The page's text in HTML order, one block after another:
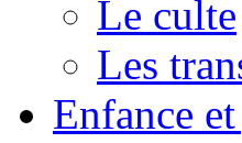
Le culte
Les
Enfance